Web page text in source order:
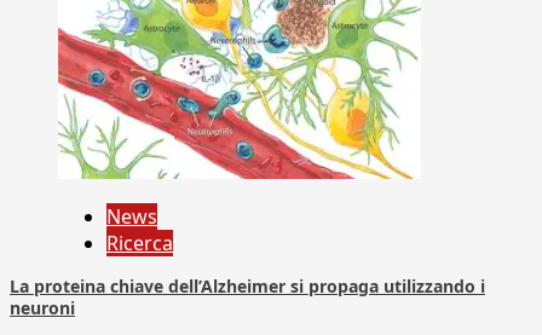
News
Ricerca
La proteina chiave dell’Alzheimer si propaga utilizzando i
neuroni